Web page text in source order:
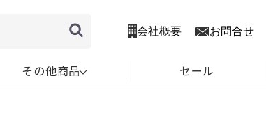
会社概要 お問合せ
その他商品 セール